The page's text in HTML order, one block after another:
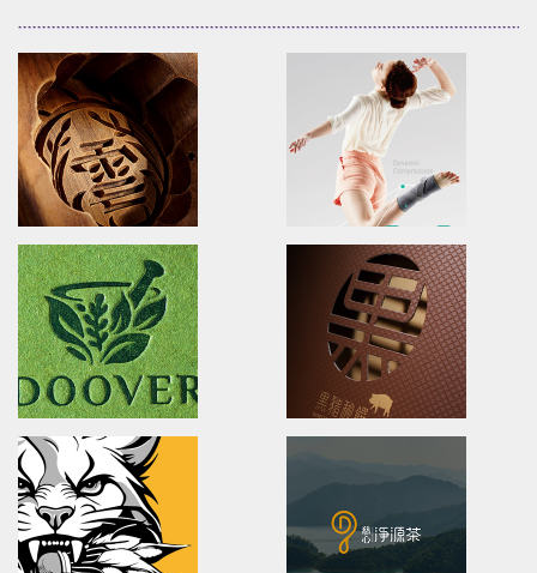
XueHuaZhai
brand identity/logo design/packaging
雪花齋豐原餅舖/品牌形象識別/包裝設計
OPPO MEDICAL
Advertising/Poster Design/
歐柏醫療/全球主視覺/產品策略/海